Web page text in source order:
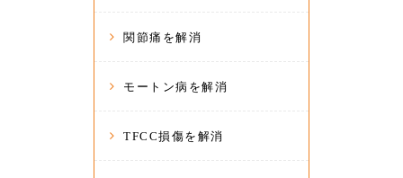
関節痛を解消
モートン病を解消
TFCC損傷を解消